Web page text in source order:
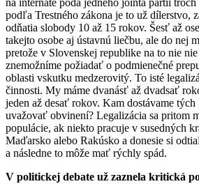
podľa Trestného zákona je to už dílerstvo,
odňatia slobody 10 až 15 rokov. Šesť až
takejto osobe aj ústavnú liečbu, ale do nej
pretože v Slovenskej republike na to nie
znemožníme požiadať o podmienečné
oblasti vskutku medzerovitý. To isté
činnosti. My máme dvanásť až dvadsať
jeden až desať rokov. Kam dostávame
uvažovať obvinení? Legalizácia sa pritom
populácie, ak niekto pracuje v susedných
Maďarsko alebo Rakúsko a donesie si
a následne to môže mať rýchly spád.
V politickej debate už zaznela kritická